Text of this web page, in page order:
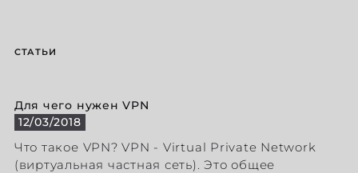
СТАТЬИ
Для чего нужен VPN
12/03/2018
Что такое VPN? VPN - Virtual Private Network
(виртуальная частная сеть). Это общее